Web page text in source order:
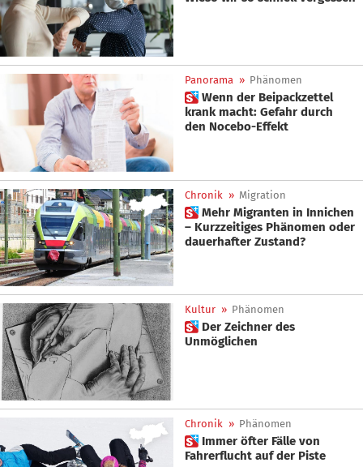
Panorama » Phänomen
 Wenn der Beipackzettel
krank macht: Gefahr durch
den Nocebo-Effekt
Chronik » Migration
 Mehr Migranten in Innichen
– Kurzzeitiges Phänomen oder
dauerhafter Zustand?
Kultur » Phänomen
 Der Zeichner des
Unmöglichen
Chronik » Phänomen
 Immer öfter Fälle von
Fahrerflucht auf der Piste